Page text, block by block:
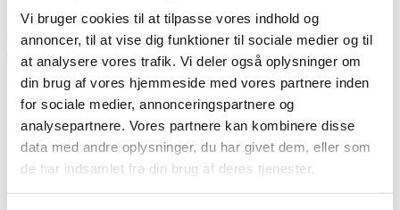
Vi bruger cookies til at tilpasse vores indhold og
annoncer, til at vise dig funktioner til sociale medier og til
at analysere vores trafik. Vi deler også oplysninger om
din brug af vores hjemmeside med vores partnere inden
for sociale medier, annonceringspartnere og
analysepartnere. Vores partnere kan kombinere disse
data med andre oplysninger, du har givet dem, eller som
de har indsamlet fra din brug af deres tjenester.
Program for årsmødet samt relevante bilag til generalforsamlingen
finder du nedenfor.
Årsmødehæfte incl. dagsorden, program til gf, regnskab, samt
forslag til vedtægtsændringer kan du læseHER